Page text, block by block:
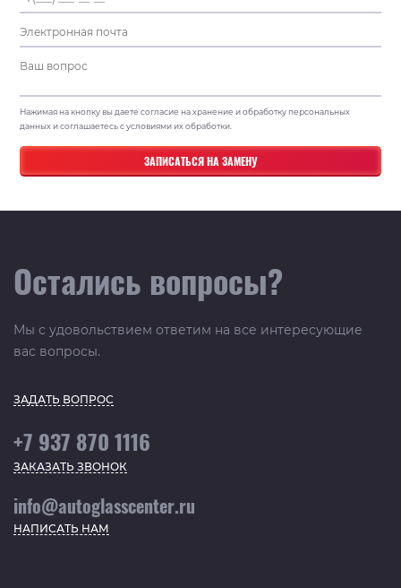
Нажимая на кнопку вы даете согласие на хранение и обработку персональных
данных и соглашаетесь с условиями их обработки.
Остались вопросы?
Мы с удовольствием ответим на все интересующие
вас вопросы.
ЗАДАТЬ ВОПРОС
+7 937 870 1116
ЗАКАЗАТЬ ЗВОНОК
info@autoglasscenter.ru
НАПИСАТЬ НАМ